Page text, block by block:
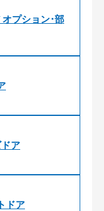
プション･部
ア
ドア